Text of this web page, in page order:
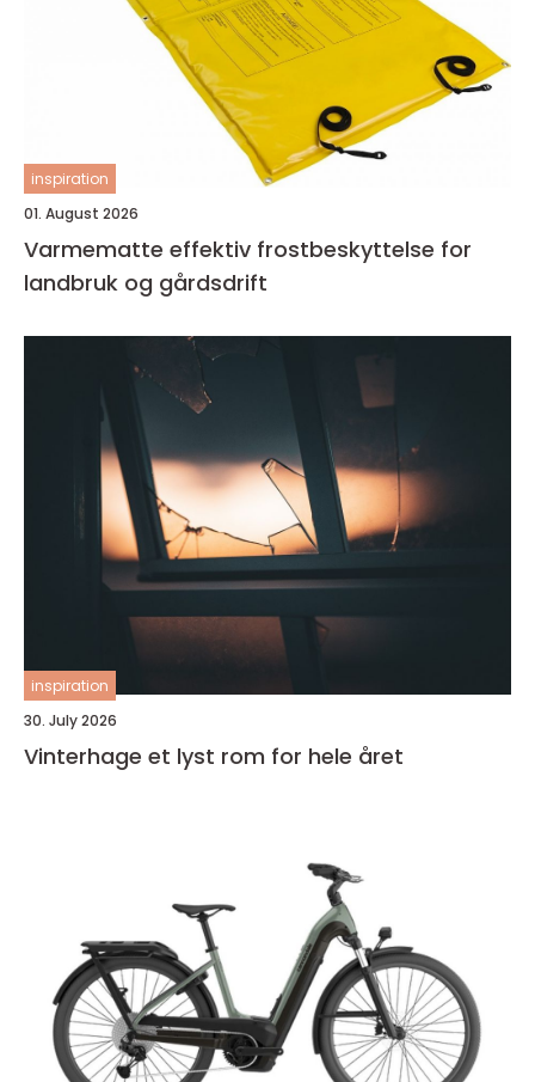
inspiration
01. August 2026
Varmematte effektiv frostbeskyttelse for
landbruk og gårdsdrift
inspiration
30. July 2026
Vinterhage et lyst rom for hele året